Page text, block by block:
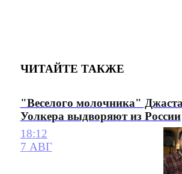
ЧИТАЙТЕ ТАКЖЕ
"Веселого молочника"
Уолкера выдворяют из России
18:12
7 АВГ